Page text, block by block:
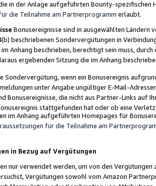
in der Anlage aufgeführten Bounty-spezifischen
die Teilnahme am Partnerprogramm erlaubt.
Bonusereignisse sind in ausgewählten Ländern
beschriebenen Sondervergütungen in
Anhang beschrieben, berechtigt sein muss,
ergebenden Sitzung die im Anhang
Sondervergütung, wenn ein Bonusereignis
unter Angabe ungültiger E-Mail-
Bonusereignisse, die nicht aus Partner-Links auf
stattgefunden hat oder ob eine
im Anhang aufgeführten Homepages für
für die Teilnahme am
in Bezug auf Vergütungen
nur verwendet werden, um von den
Vergütungen sowohl vom Amazon